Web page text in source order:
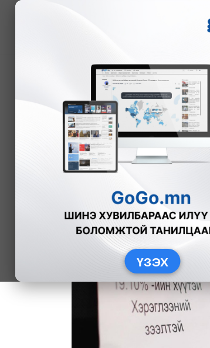
ҮЗЭХ
Хэрэглээний
Б.Эрдэнэчимэг Эдийн